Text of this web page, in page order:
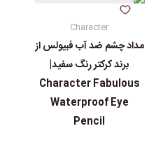
Character
مداد چشم ضد آب فبیولس از
برند کرکتر رنگ سفید|
Character Fabulous
Waterproof Eye
Pencil